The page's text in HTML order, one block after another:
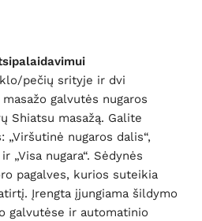
pečių srityje ir dvi
galvutės nugaros
Shiatsu masažą. Galite
„Viršutinė nugaros dalis“,
„Visa nugara“. Sėdynės
pagalves, kurios suteikia
Įrengta įjungiama šildymo
galvutėse ir automatinio